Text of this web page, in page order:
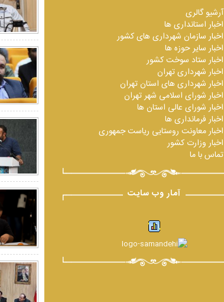
آرشیو گالری
اخبار استانداری ها
اخبار سازمان شهرداری های کشور
اخبار سایر حوزه ها
اخبار ستاد سوخت کشور
اخبار شهرداری تهران
اخبار شهرداری های استان تهران
اخبار شورای اسلامی شهر تهران
اخبار شورای عالی استان ها
اخبار فرمانداری ها
اخبار معاونت روستایی ریاست جمهوری
اخبار وزارت کشور
تماس با ما
آمار وب سایت